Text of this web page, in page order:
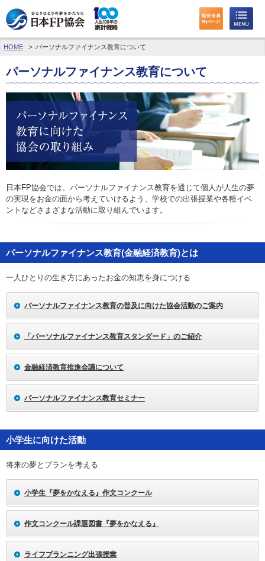
わたしたちのくらしとお金
FPに相談する
FP資格取得を目指す
FP技能検定
個人会員の皆様へ
日本FP協会について
お問い合わせ
English
学校関係者の方へ
報道・メディア関係者の方へ
HOME パーソナルファイナンス教育について
パーソナルファイナンス教育について
日本FP協会では、パーソナルファイナンス教育を通じて個人が人生の夢
の実現をお金の面から考えていけるよう、学校での出張授業や各種イベ
ントなどさまざまな活動に取り組んでいます。
パーソナルファイナンス教育(金融経済教育)とは
一人ひとりの生き方にあったお金の知恵を身につける
パーソナルファイナンス教育の普及に向けた協会活動のご案内
「パーソナルファイナンス教育スタンダード」のご紹介
金融経済教育推進会議について
パーソナルファイナンス教育セミナー
小学生に向けた活動
将来の夢とプランを考える
小学生『夢をかなえる』作文コンクール
作文コンクール課題図書『夢をかなえる』
ライフプランニング出張授業